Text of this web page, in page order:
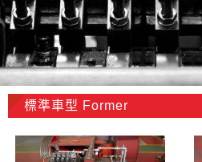
標準車型 Former